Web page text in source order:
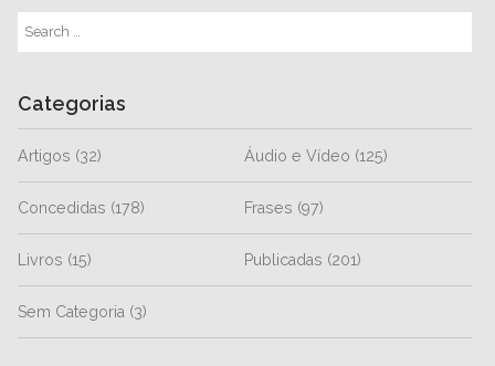
Categorias
Artigos (32) Áudio e Vídeo (125)
Concedidas (178) Frases (97)
Livros (15) Publicadas (201)
Sem Categoria (3)